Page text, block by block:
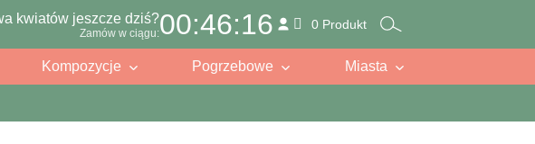
kwiatów jeszcze dziś?
Zamów w ciągu:00:46:15 0 Produkt
Kompozycje Pogrzebowe Miasta